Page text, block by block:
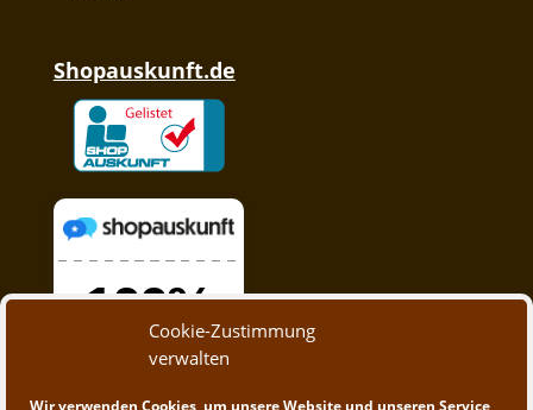
Cookie-Zustimmung
verwalten
Wir verwenden Cookies, um unsere Website und unseren Service
Shopauskunft.de